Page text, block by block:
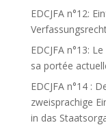
EDCJFA n°12:
EDCJFA n°13:
sa portée
EDCJFA n°14 :
zweisprachige
in das